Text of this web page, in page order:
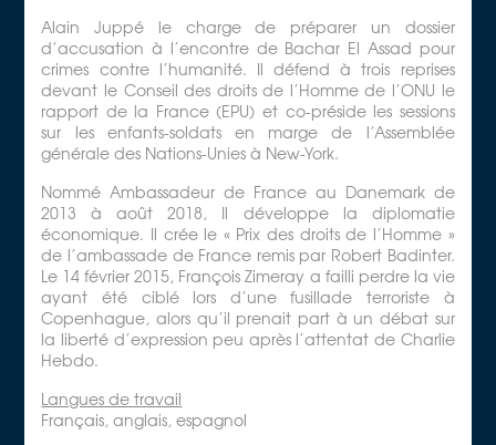
Alain Juppé le charge de préparer un dossier
d’accusation à l’encontre de Bachar El Assad pour
crimes contre l’humanité. Il défend à trois reprises
devant le Conseil des droits de l’Homme de l’ONU le
rapport de la France (EPU) et co-préside les sessions
sur les enfants-soldats en marge de l’Assemblée
générale des Nations-Unies à New-York.
Nommé Ambassadeur de France au Danemark de
2013 à août 2018, Il développe la diplomatie
économique. Il crée le « Prix des droits de l’Homme »
de l’ambassade de France remis par Robert Badinter.
Le 14 février 2015, François Zimeray a failli perdre la vie
ayant été ciblé lors d’une fusillade terroriste à
Copenhague, alors qu’il prenait part à un débat sur
la liberté d’expression peu après l’attentat de Charlie
Hebdo.
Langues de travail
Français, anglais, espagnol